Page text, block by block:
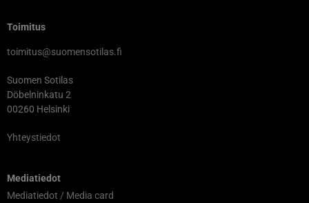
Toimitus
toimitus@suomensotilas.fi
Suomen Sotilas
Döbelninkatu 2
00260 Helsinki
Yhteystiedot
Mediatiedot
Mediatiedot / Media card